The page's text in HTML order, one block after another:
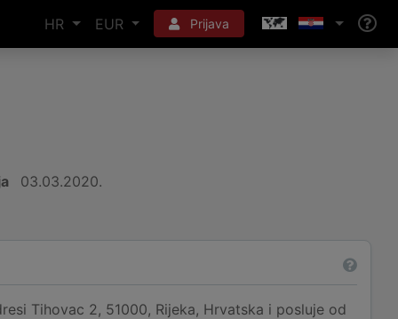
HR EUR Prijava
03.03.2020.
Tihovac 2, 51000, Rijeka, Hrvatska i posluje od